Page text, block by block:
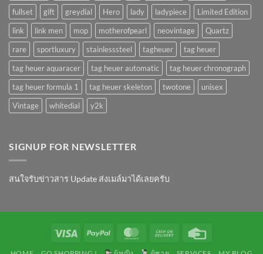
fullset
gift greydial Hero lady ladypiece
Limited Edition
link
link men mop motherofpearl neovintage
Quartz
rare
sportluxury stainlesssteel tagheuer
tag heuer
tag heuer aquaracer
tag heuer automatic
tag heuer chronograph
tag heuer formula 1
tag heuer skeleton twotone
unisex
Vintage
whitedial y2k
SIGNUP FOR NEWSLETTER
สนใจรับข่าวสาร Update ส่งเมล์มาได้เลยครับ
Visa PayPal MasterCardCash